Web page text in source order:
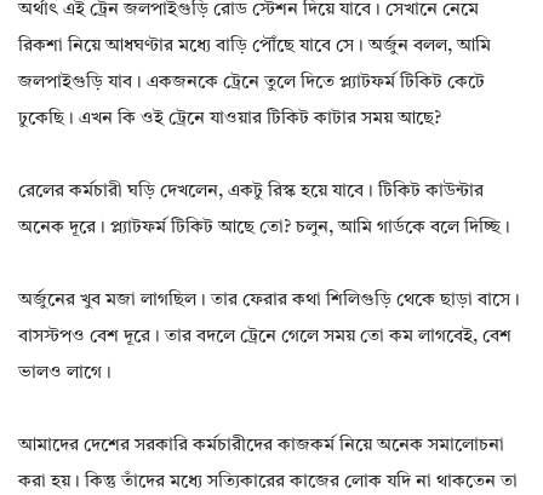
অর্থাৎ এই ট্রেন জলপাইগুড়ি রোড স্টেশন দিয়ে যাবে। সেখানে নেমে
রিকশা নিয়ে আধঘণ্টার মধ্যে বাড়ি পৌঁছে যাবে সে। অর্জুন বলল, আমি
জলপাইগুড়ি যাব। একজনকে ট্রেনে তুলে দিতে প্ল্যাটফর্ম টিকিট কেটে
ঢুকেছি। এখন কি ওই ট্রেনে যাওয়ার টিকিট কাটার সময় আছে?
রেলের কর্মচারী ঘড়ি দেখলেন, একটু রিস্ক হয়ে যাবে। টিকিট কাউন্টার
অনেক দূরে। প্ল্যাটফর্ম টিকিট আছে তো? চলুন, আমি গার্ডকে বলে দিচ্ছি।
অর্জুনের খুব মজা লাগছিল। তার ফেরার কথা শিলিগুড়ি থেকে ছাড়া বাসে।
বাসস্টপও বেশ দূরে। তার বদলে ট্রেনে গেলে সময় তো কম লাগবেই, বেশ
ভালও লাগে।
আমাদের দেশের সরকারি কর্মচারীদের কাজকর্ম নিয়ে অনেক সমালোচনা
করা হয়। কিন্তু তাঁদের মধ্যে সত্যিকারের কাজের লোক যদি না থাকতেন তা